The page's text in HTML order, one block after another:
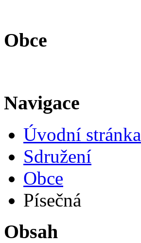
Obce
Navigace
Úvodní stránka
Sdružení
Obce
Písečná
Obsah